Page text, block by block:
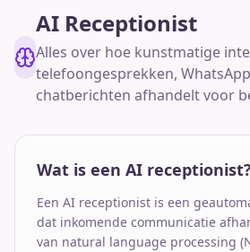
AI Receptionist
Alles over hoe kunstmatige
telefoongesprekken,
chatberichten afhandelt voor
Wat is een AI receptionist?
Een AI receptionist is een
dat inkomende communicatie
van natural language processing